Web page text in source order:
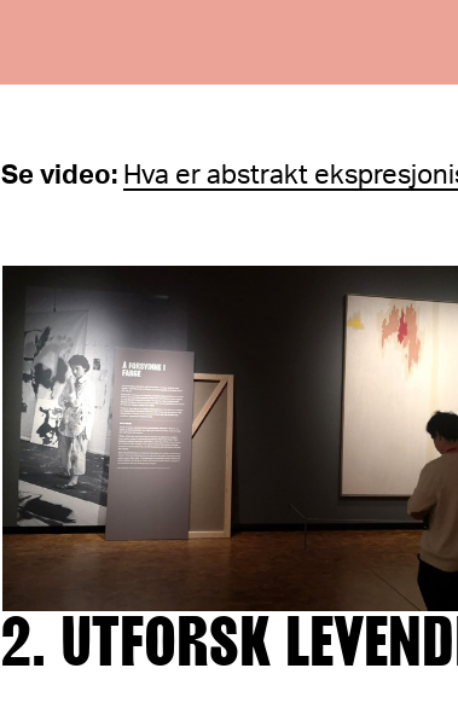
Se video: Hva er abstrakt
2. UTFORSK